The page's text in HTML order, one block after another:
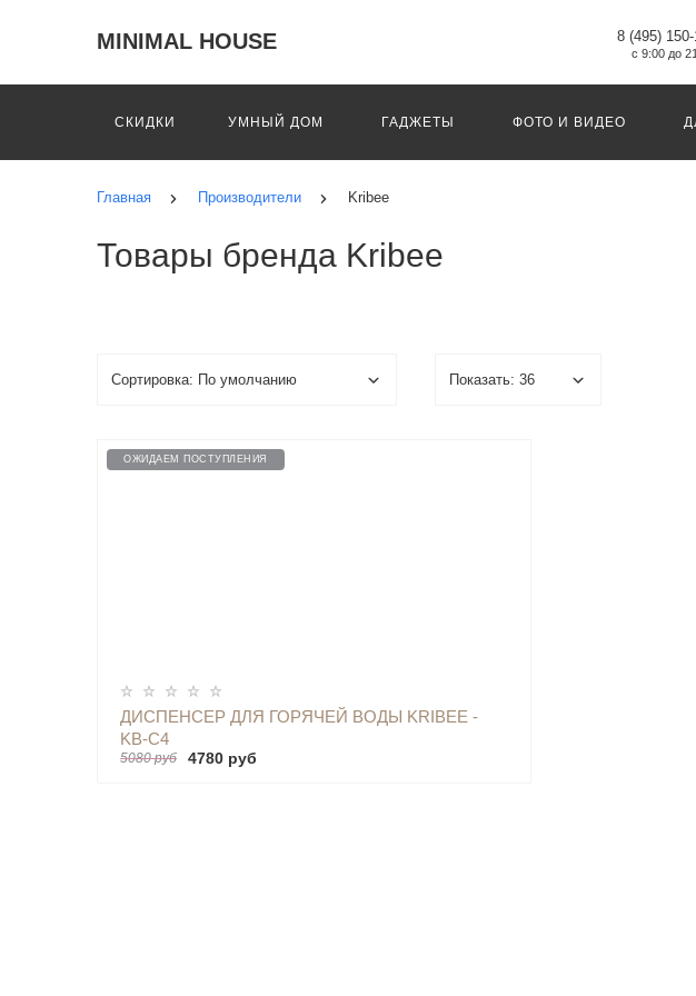
MINIMAL HOUSE 8 (495)
с 9:00 до
СКИДКИ УМНЫЙ ДОМ ГАДЖЕТЫ ФОТО И ВИДЕО
Главная Производители Kribee
Товары бренда Kribee
ОЖИДАЕМ ПОСТУПЛЕНИЯ
ДИСПЕНСЕР ДЛЯ ГОРЯЧЕЙ ВОДЫ KRIBEE -
KB-C4
5080 руб 4780 руб
ОПОВЕСТИТЬ